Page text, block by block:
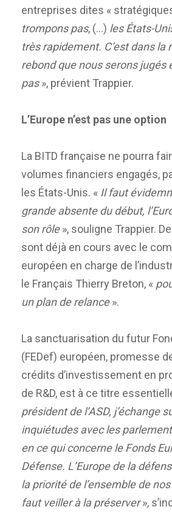
entreprises dites «
trompons pas, (…) les États-
très rapidement. C’est dans la
rebond que nous serons jugés
pas», prévient Trappier.
L’Europe n’est pas une option
La BITD française ne pourra
volumes financiers engagés,
les États-Unis. « Il faut
grande absente du début,
son rôle», souligne Trappier.
sont déjà en cours avec le
européen en charge de
le Français Thierry Breton, «
un plan de relance».
La sanctuarisation du futur
(FEDef) européen, promesse
crédits d’investissement en
de R&D, est à ce titre
président de l’ASD, j’échange
inquiétudes avec les
en ce qui concerne le Fonds
Défense. L’Europe de la
la priorité de l’ensemble de
faut veiller à la préserver»,